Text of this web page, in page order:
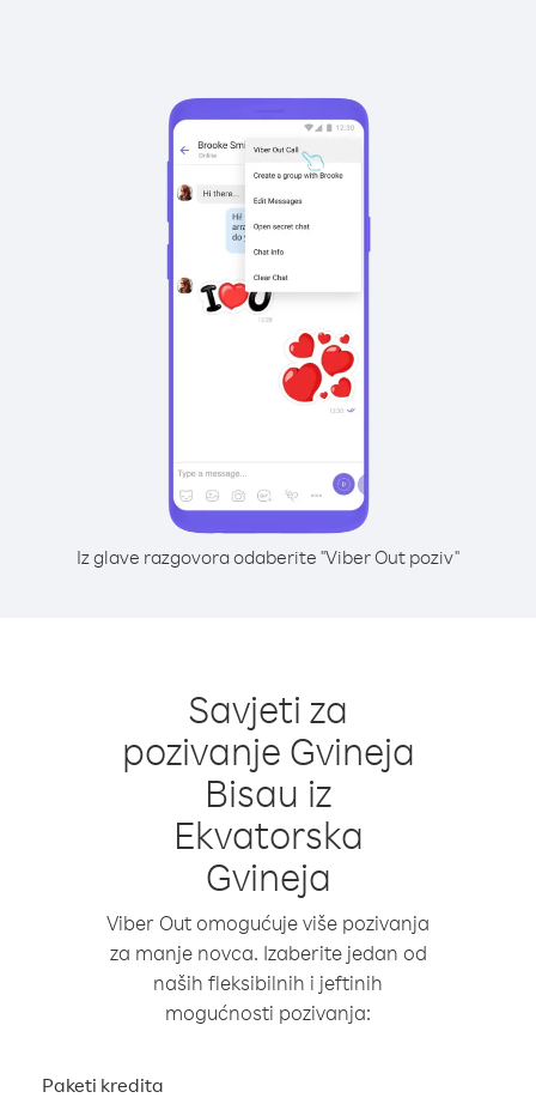
Iz glave razgovora odaberite "Viber Out poziv"
Savjeti za
pozivanje Gvineja
Bisau iz
Ekvatorska
Gvineja
Viber Out omogućuje više pozivanja
za manje novca. Izaberite jedan od
naših fleksibilnih i jeftinih
mogućnosti pozivanja:
Paketi kredita